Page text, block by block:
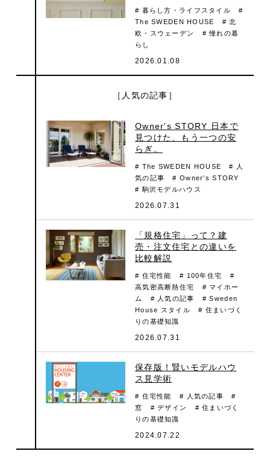
# 暮らし方・ライフスタイル
#
The SWEDEN HOUSE
# 北
欧・スウェーデン
# 憧れの暮
らし
2026.01.08
［人気の記事］
Owner's STORY 日本で
見つけた、もう一つの安
らぎ。
# The SWEDEN HOUSE
# 人
気の記事
# Owner's STORY
# 駒沢モデルハウス
2026.07.31
「規格住宅」って？建
売・注文住宅との違いを
比較解説
# 住宅性能 # 100年住宅
#
高気密高断熱住宅
# マイホー
ム
# 人気の記事
# Sweden
House スタイル
# 住まいづく
りの基礎知識
2026.07.31
保存版！賢いモデルハウ
ス見学術
# 住宅性能 # 人気の記事
#
窓
# デザイン
# 住まいづく
りの基礎知識
2024.07.22